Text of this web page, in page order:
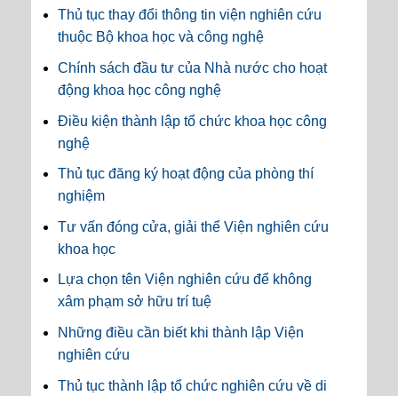
Thủ tục thay đổi thông tin viện nghiên cứu
thuộc Bộ khoa học và công nghệ
Chính sách đầu tư của Nhà nước cho hoạt
động khoa học công nghệ
Điều kiện thành lập tổ chức khoa học công
nghệ
Thủ tục đăng ký hoạt động của phòng thí
nghiệm
Tư vấn đóng cửa, giải thể Viện nghiên cứu
khoa học
Lựa chọn tên Viện nghiên cứu để không
xâm phạm sở hữu trí tuệ
Những điều cần biết khi thành lập Viện
nghiên cứu
Thủ tục thành lập tổ chức nghiên cứu về di